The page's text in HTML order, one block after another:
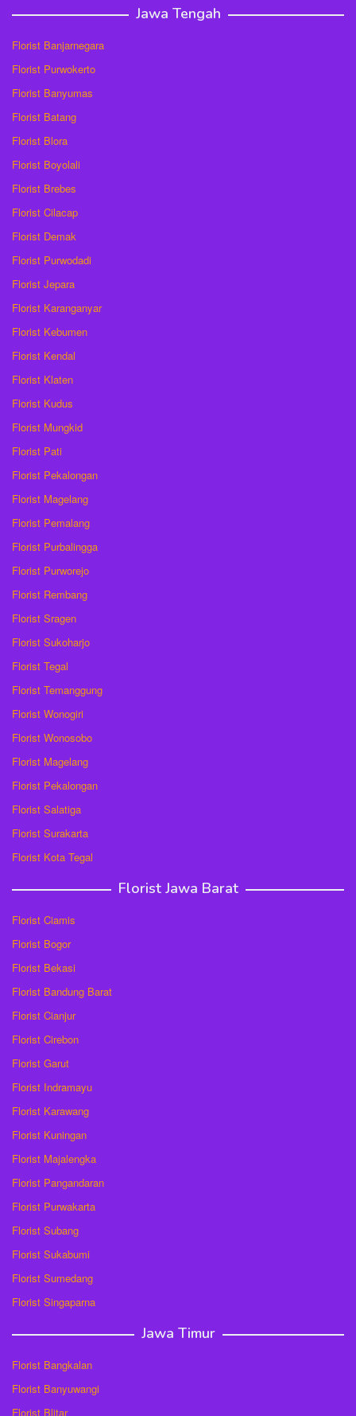
Jawa Tengah
Florist Banjarnegara
Florist Purwokerto
Florist Banyumas
Florist Batang
Florist Blora
Florist Boyolali
Florist Brebes
Florist Cilacap
Florist Demak
Florist Purwodadi
Florist Jepara
Florist Karanganyar
Florist Kebumen
Florist Kendal
Florist Klaten
Florist Kudus
Florist Mungkid
Florist Pati
Florist Pekalongan
Florist Magelang
Florist Pemalang
Florist Purbalingga
Florist Purworejo
Florist Rembang
Florist Sragen
Florist Sukoharjo
Florist Tegal
Florist Temanggung
Florist Wonogiri
Florist Wonosobo
Florist Magelang
Florist Pekalongan
Florist Salatiga
Florist Surakarta
Florist Kota Tegal
Florist Jawa Barat
Florist Ciamis
Florist Bogor
Florist Bekasi
Florist Bandung Barat
Florist Cianjur
Florist Cirebon
Florist Garut
Florist Indramayu
Florist Karawang
Florist Kuningan
Florist Majalengka
Florist Pangandaran
Florist Purwakarta
Florist Subang
Florist Sukabumi
Florist Sumedang
Florist Singaparna
Jawa Timur
Florist Bangkalan
Florist Banyuwangi
Florist Blitar